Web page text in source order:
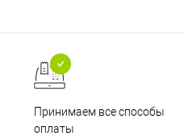
Принимаем все способы
оплаты